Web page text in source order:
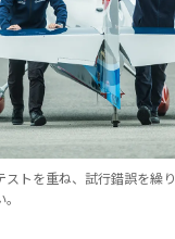
ストを重ね、試行錯誤を繰